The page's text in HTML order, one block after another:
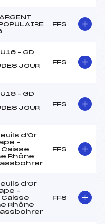
FFS
– GD
JOUR
FFS
– GD
JOUR
FFS
d'Or
-
Rhône
FFS
d'Or
-
Rhône
FFS